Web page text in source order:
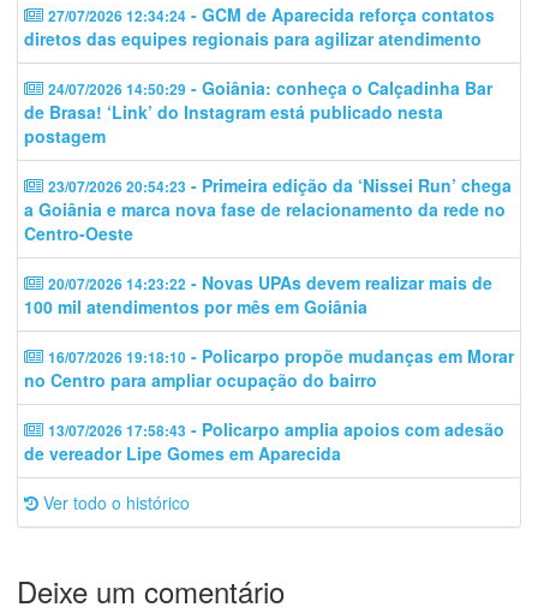
27/07/2026 12:34:24 - GCM de Aparecida reforça contatos
diretos das equipes regionais para agilizar atendimento
24/07/2026 14:50:29 - Goiânia: conheça o Calçadinha Bar
de Brasa! ‘Link’ do Instagram está publicado nesta
postagem
23/07/2026 20:54:23 - Primeira edição da ‘Nissei Run’ chega
a Goiânia e marca nova fase de relacionamento da rede no
Centro-Oeste
20/07/2026 14:23:22 - Novas UPAs devem realizar mais de
100 mil atendimentos por mês em Goiânia
16/07/2026 19:18:10 - Policarpo propõe mudanças em Morar
no Centro para ampliar ocupação do bairro
13/07/2026 17:58:43 - Policarpo amplia apoios com adesão
de vereador Lipe Gomes em Aparecida
Ver todo o histórico
Deixe um comentário